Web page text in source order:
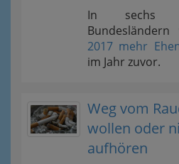
In sechs
2017 mehr
im Jahr zuvor.
Weg vom
wollen oder
aufhören